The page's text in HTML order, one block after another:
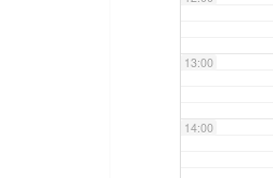
13:00
14:00